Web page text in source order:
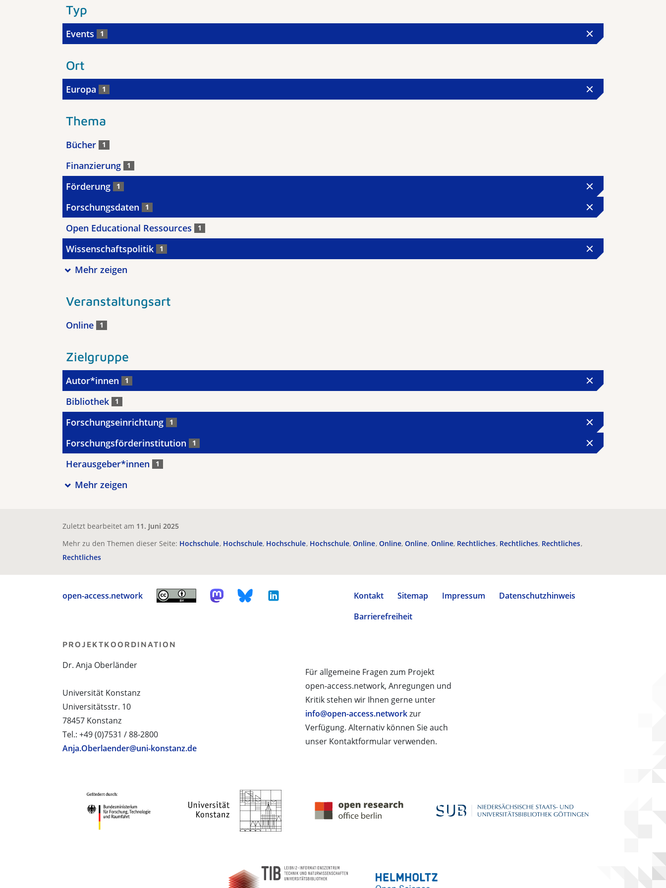
Typ
Events 1
Ort
Europa 1
Thema
Bücher 1
Finanzierung 1
Förderung 1
Forschungsdaten 1
Open Educational Ressources 1
Wissenschaftspolitik 1
Mehr zeigen
Veranstaltungsart
Online 1
Zielgruppe
Autor*innen 1
Bibliothek 1
Forschungseinrichtung 1
Forschungsförderinstitution 1
Herausgeber*innen 1
Mehr zeigen
Zuletzt bearbeitet am 11. Juni 2025
Mehr zu den Themen dieser Seite: Hochschule Hochschule Hochschule Hochschule Online Online Online Online Rechtliches Rechtliches Rechtliches
Rechtliches
open-access.network Kontakt Sitemap Impressum
Datenschutzhinweis
Barrierefreiheit
Für allgemeine Fragen zum Projekt
open-access.network, Anregungen und
Kritik stehen wir Ihnen gerne unter
info@open-access.networkzur
Verfügung. Alternativ können Sie auch
unser Kontaktformular verwenden.
PROJEKTKOORDINATION
Dr. Anja Oberländer
Universität Konstanz
Universitätsstr. 10
78457 Konstanz
Tel.: +49 (0)7531 / 88-2800
Anja.Oberlaender@uni-konstanz.de